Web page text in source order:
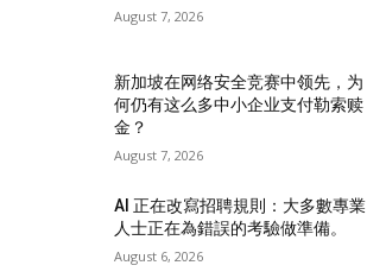
August 7, 2026
新加坡在网络安全竞赛中领先，为
何仍有这么多中小企业支付勒索赎
金？
August 7, 2026
AI 正在改寫招聘規則：大多數專業
人士正在為錯誤的考驗做準備。
August 6, 2026